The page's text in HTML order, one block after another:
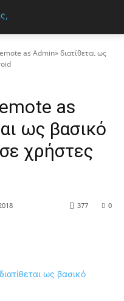
as Admin» διατίθεται ως
as
ως βασικό
χρήστες
0
377